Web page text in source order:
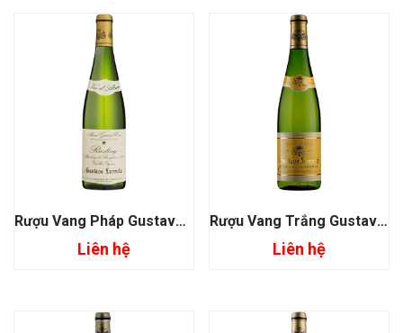
Rượu Vang Pháp Gustave Lorentz Riesling Grand Cru Altenberg De Bergheim
Liên hệ
Rượu Vang Trắng Gustave Lorentz Alsace Gewurztraminer
Liên hệ